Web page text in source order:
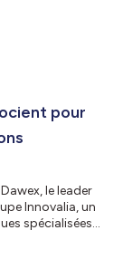
pour
le leader
Innovalia, un
spécialisées